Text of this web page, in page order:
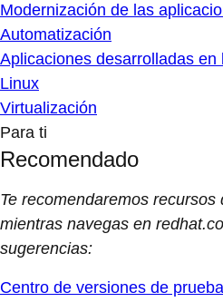
Modernización de las
Automatización
Aplicaciones desarrolladas en
Linux
Virtualización
Para ti
Recomendado
Te recomendaremos
mientras navegas en
sugerencias:
Centro de versiones de